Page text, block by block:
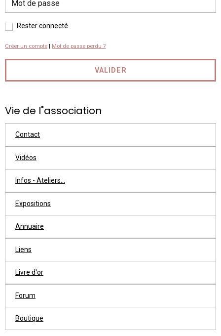
Rester connecté
Créer un compte Mot de passe perdu ?
VALIDER
Vie de l"association
Contact
Vidéos
Infos - Ateliers...
Expositions
Annuaire
Liens
Livre d'or
Forum
Boutique